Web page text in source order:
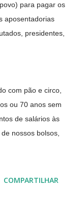
para pagar os
aposentadorias
presidentes,
com pão e circo,
ou 70 anos sem
de salários às
nossos bolsos,
COMPARTILHAR